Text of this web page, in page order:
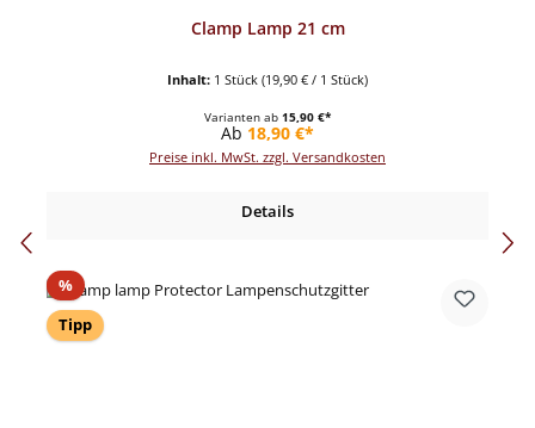
Clamp Lamp 21 cm
Inhalt: 1 Stück (19,90 € / 1 Stück)
Varianten ab 15,90 €*
Regulärer Preis:
Ab 18,90 €*
Preise inkl. MwSt. zzgl. Versandkosten
Details
%Rabatt
Tipp